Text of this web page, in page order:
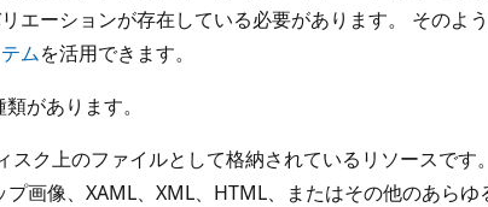
エーションが存在している必要があります。 そのよ
ムを活用できます。
があります。
スク上のファイルとして格納されているリソースです
プ画像、XAML、XML、HTML、またはその他のあらゆ